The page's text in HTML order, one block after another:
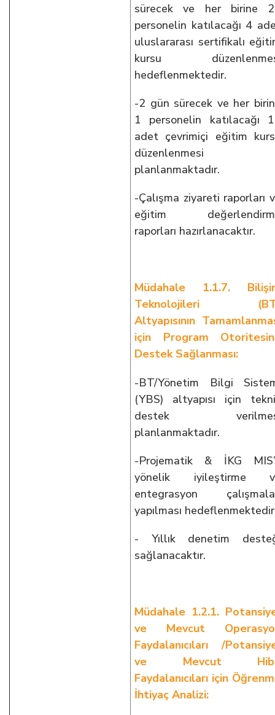
sürecek ve her birine
personelin katılacağı 4
uluslararası sertifikalı
kursu
hedeflenmektedir.
-2 gün sürecek ve her
1 personelin katılacağı
adet çevrimiçi eğitim
düzenlenmesi
planlanmaktadır.
-Çalışma ziyareti raporları
eğitim
raporları hazırlanacaktır.
Müdahale 1.1.7.
Teknolojileri
Altyapısının
için Program
Destek Sağlanması:
-BT/Yönetim Bilgi
(YBS) altyapısı için
destek
planlanmaktadır.
-Projematik & İKG
yönelik iyileştirme
entegrasyon
yapılması
- Yıllık denetim
sağlanacaktır.
Müdahale 1.2.1.
ve Mevcut
Faydalanıcıları /
ve Mevcut
Faydalanıcıları için
İhtiyaç Analizi: